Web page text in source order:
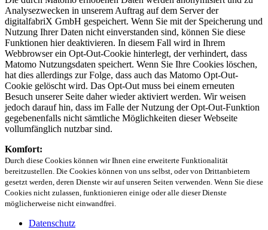
Analysezwecken in unserem Auftrag auf dem Server der
digitalfabriX GmbH gespeichert. Wenn Sie mit der Speicherung und
Nutzung Ihrer Daten nicht einverstanden sind, können Sie diese
Funktionen hier deaktivieren. In diesem Fall wird in Ihrem
Webbrowser ein Opt-Out-Cookie hinterlegt, der verhindert, dass
Matomo Nutzungsdaten speichert. Wenn Sie Ihre Cookies löschen,
hat dies allerdings zur Folge, dass auch das Matomo Opt-Out-
Cookie gelöscht wird. Das Opt-Out muss bei einem erneuten
Besuch unserer Seite daher wieder aktiviert werden. Wir weisen
jedoch darauf hin, dass im Falle der Nutzung der Opt-Out-Funktion
gegebenenfalls nicht sämtliche Möglichkeiten dieser Webseite
vollumfänglich nutzbar sind.
Komfort:
Durch diese Cookies können wir Ihnen eine erweiterte Funktionalität
bereitzustellen. Die Cookies können von uns selbst, oder von Drittanbietern
gesetzt werden, deren Dienste wir auf unseren Seiten verwenden. Wenn Sie diese
Cookies nicht zulassen, funktionieren einige oder alle dieser Dienste
möglicherweise nicht einwandfrei.
Datenschutz